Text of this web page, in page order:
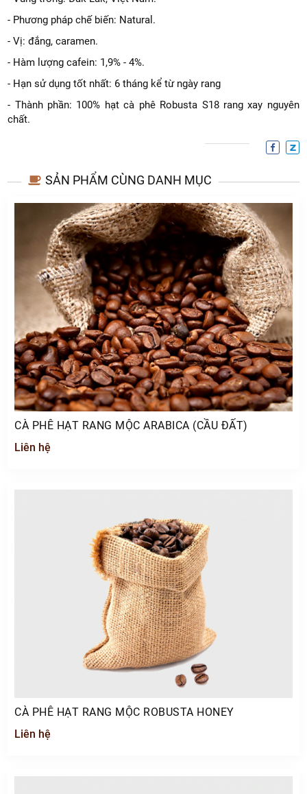
- Phương pháp chế biến: Natural.
- Vị: đắng, caramen.
- Hàm lượng cafein: 1,9% - 4%.
- Hạn sử dụng tốt nhất: 6 tháng kể từ ngày rang
- Thành phần: 100% hạt cà phê Robusta S18 rang xay nguyên
chất.
SẢN PHẨM CÙNG DANH MỤC
CÀ PHÊ HẠT RANG MỘC ARABICA (CẦU ĐẤT)
Liên hệ
CÀ PHÊ HẠT RANG MỘC ROBUSTA HONEY
Liên hệ